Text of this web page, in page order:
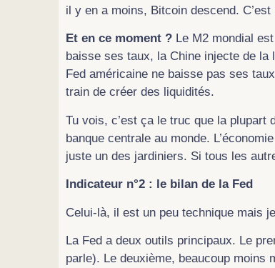
il y en a moins, Bitcoin descend.
Et en ce moment ? Le M2 mondial
baisse ses taux, la Chine injecte de
Fed américaine ne baisse pas ses
train de créer des liquidités.
Tu vois, c’est ça le truc que la plupart
banque centrale au monde.
juste un des jardiniers. Si tous les
Indicateur n°2 : le bilan de la Fed
Celui-là, il est un peu technique mais
La Fed a deux outils principaux. Le
parle). Le deuxième, beaucoup moins